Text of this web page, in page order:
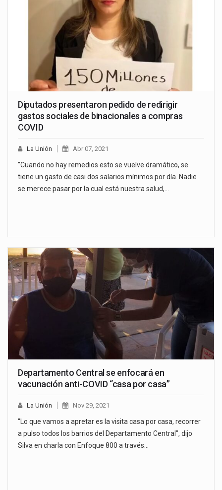
Diputados presentaron pedido de redirigir
gastos sociales de binacionales a compras
COVID
La Unión Abr 07, 2021
"Cuando no hay remedios esto se vuelve dramático, se
tiene un gasto de casi dos salarios mínimos por día. Nadie
se merece pasar por la cual está nuestra salud,…
Departamento Central se enfocará en
vacunación anti-COVID “casa por casa”
La Unión Nov 29, 2021
"Lo que vamos a apretar es la visita casa por casa, recorrer
a pulso todos los barrios del Departamento Central", dijo
Silva en charla con Enfoque 800 a través…